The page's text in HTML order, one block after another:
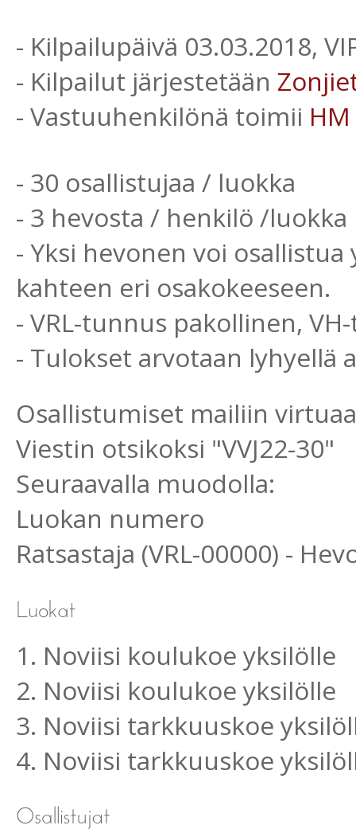
- Kilpailupäivä 03.03.2018,
- Kilpailut järjestetään
- Vastuuhenkilönä toimii HM
- 30 osallistujaa / luokka
- 3 hevosta / henkilö /luokka
- Yksi hevonen voi
kahteen eri osakokeeseen.
- VRL-tunnus pakollinen,
- Tulokset arvotaan lyhyellä
Osallistumiset mailiin
Viestin otsikoksi "VVJ22-30"
Seuraavalla muodolla:
Luokan numero
Ratsastaja (VRL-00000) -
1. Noviisi koulukoe yksilölle
2. Noviisi koulukoe yksilölle
3. Noviisi tarkkuuskoe
4. Noviisi tarkkuuskoe